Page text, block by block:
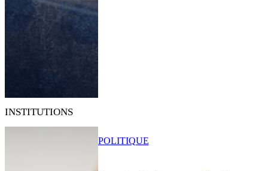
INSTITUTIONS
POLITIQUE